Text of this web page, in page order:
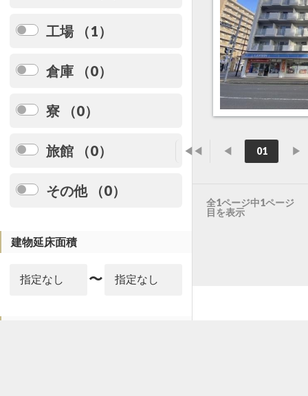
工場 （1）
倉庫 （0）
寮 （0）
旅館 （0）
その他 （0）
建物延床面積
〜
◀◀ ◀ 01 ▶
全1ページ中1ページ
目を表示